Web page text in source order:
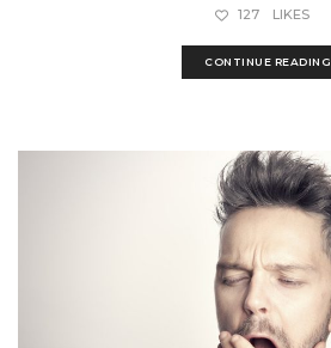
127 LIKES
CONTINUE READING